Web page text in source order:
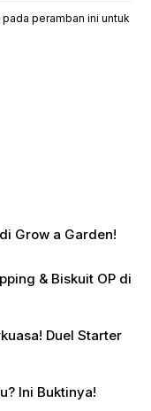
peramban ini untuk
Grow a Garden!
Duel Starter
Ini Buktinya!